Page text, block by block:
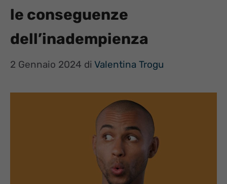
le conseguenze
dell’inadempienza
2 Gennaio 2024 di Valentina Trogu